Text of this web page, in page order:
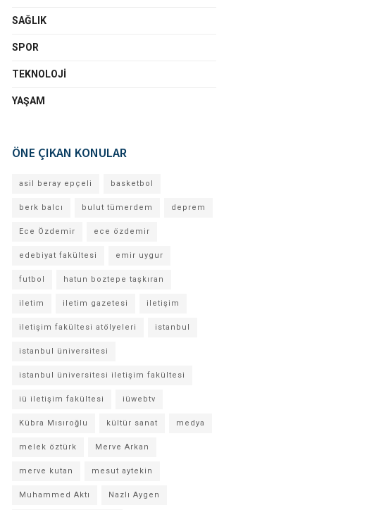
SAĞLIK
SPOR
TEKNOLOJI
YAŞAM
ÖNE ÇIKAN KONULAR
asil beray epçeli basketbol
berk balcı bulut tümerdem deprem
Ece Özdemir ece özdemir
edebiyat fakültesi emir uygur
futbol hatun boztepe taşkıran
iletim iletim gazetesi iletişim
iletişim fakültesi atölyeleri istanbul
istanbul üniversitesi
istanbul üniversitesi iletişim fakültesi
iü iletişim fakültesi iüwebtv
Kübra Mısıroğlu kültür sanat medya
melek öztürk Merve Arkan
merve kutan mesut aytekin
Muhammed Aktı Nazlı Aygen